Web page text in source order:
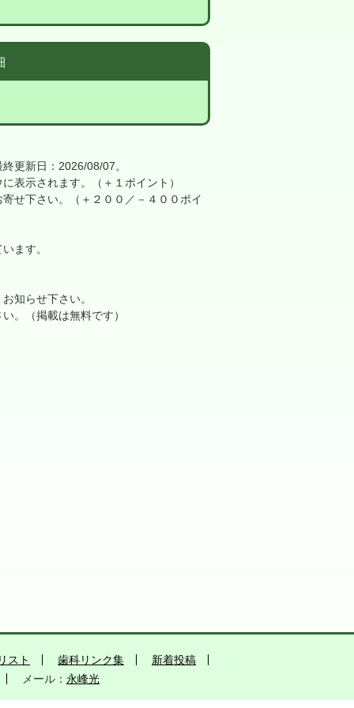
更新日：2026/08/07。
表示されます。（＋１ポイント）
せ下さい。（＋２００／－４００ポイ
ます。
知らせ下さい。
。（掲載は無料です）
スト 歯科リンク集
新着投稿
メール： 永峰光